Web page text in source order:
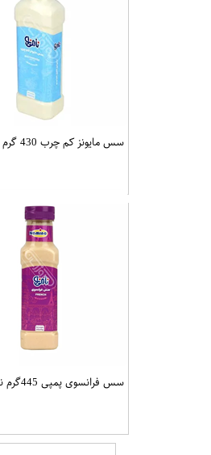
سس مایونز کم چرب 430 گرم نامی نو
سس فرانسوی پمپی 445گرم نامی نو